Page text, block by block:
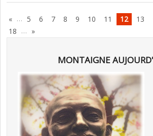
« … 5 6 7 8 9 10 11 12 13
18 … »
MONTAIGNE